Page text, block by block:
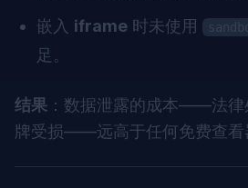
嵌入 iframe 时未使用
足。
结果 ：数据泄露的成本——法律
牌受损——远高于任何免费查看